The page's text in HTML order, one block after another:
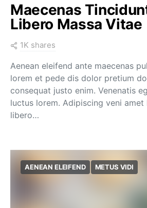
Maecenas
Libero Massa Vitae
1K shares
Aenean eleifend ante maecenas
lorem et pede dis dolor pretium
consequat justo enim. Venenatis
luctus lorem. Adipiscing veni amet
libero…
AENEAN ELEIFEND METUS VIDI